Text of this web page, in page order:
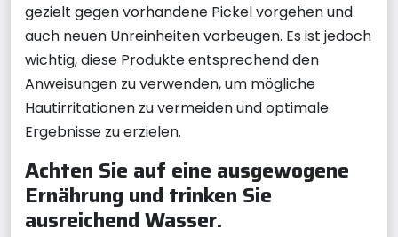
gezielt gegen vorhandene Pickel vorgehen und
auch neuen Unreinheiten vorbeugen. Es ist jedoch
wichtig, diese Produkte entsprechend den
Anweisungen zu verwenden, um mögliche
Hautirritationen zu vermeiden und optimale
Ergebnisse zu erzielen.
Achten Sie auf eine ausgewogene
Ernährung und trinken Sie
ausreichend Wasser.